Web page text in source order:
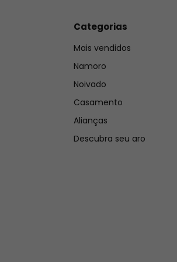
Categorias
Mais vendidos
Namoro
Noivado
Casamento
Alianças
Descubra seu aro